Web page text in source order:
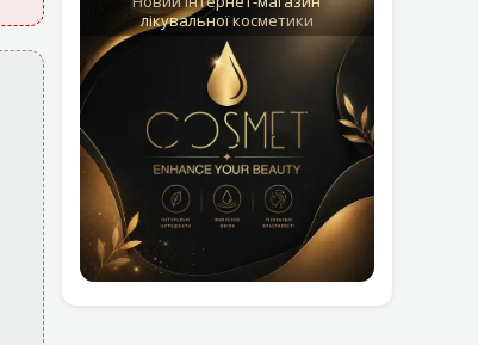
лікувальної косметики